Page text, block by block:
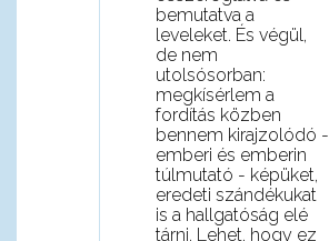
bemutatva a
leveleket. És végül,
de nem
utolsósorban:
megkísérlem a
fordítás közben
bennem kirajzolódó -
emberi és emberin
túlmutató - képüket,
eredeti szándékukat
is a hallgatóság elé
tárni. Lehet, hogy ez